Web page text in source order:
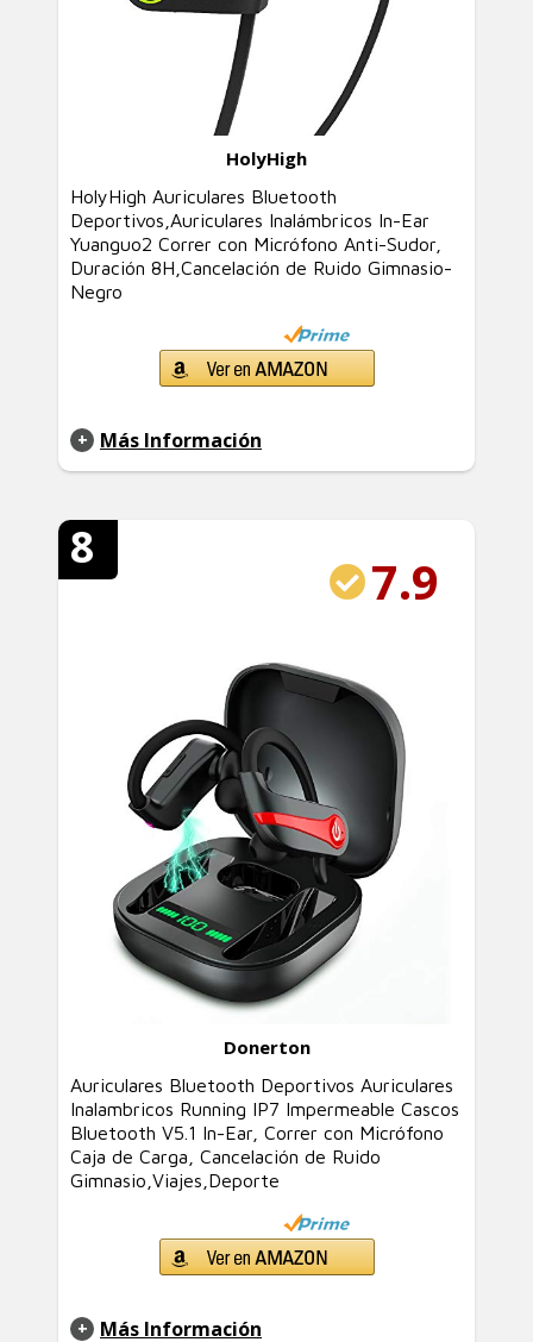
HolyHigh
HolyHigh Auriculares Bluetooth
Deportivos,Auriculares Inalámbricos In-Ear
Yuanguo2 Correr con Micrófono Anti-Sudor,
Duración 8H,Cancelación de Ruido Gimnasio-
Negro
Más Información
8
7.9
Donerton
Auriculares Bluetooth Deportivos Auriculares
Inalambricos Running IP7 Impermeable Cascos
Bluetooth V5.1 In-Ear, Correr con Micrófono
Caja de Carga, Cancelación de Ruido
Gimnasio,Viajes,Deporte
Más Información